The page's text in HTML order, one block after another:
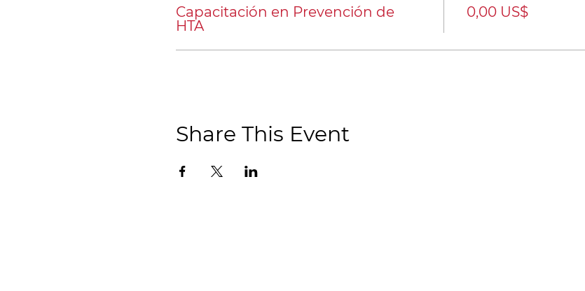
Capacitación en Prevención de
HTA
0,00 US$
Share This Event